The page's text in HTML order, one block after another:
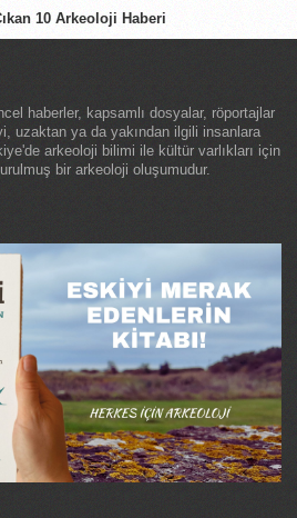
10 Arkeoloji Haberi
haberler, kapsamlı dosyalar, röportajlar
uzaktan ya da yakından ilgili insanlara
arkeoloji bilimi ile kültür varlıkları için
bir arkeoloji oluşumudur.